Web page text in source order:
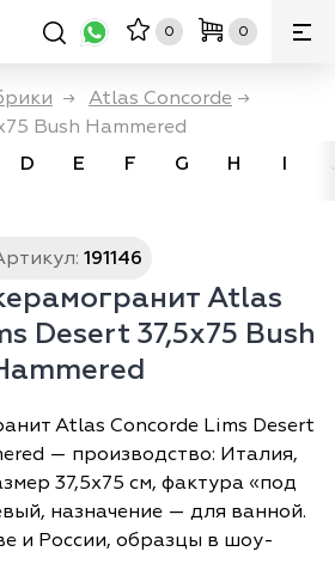
0 0
→ Atlas Concorde →
Bush Hammered
D E F G H I
191146
Atlas
Desert 37,5x75 Bush
Atlas Concorde Lims Desert
— производство: Италия,
37,5х75 см, фактура «под
назначение — для ванной.
и России, образцы в шоу-